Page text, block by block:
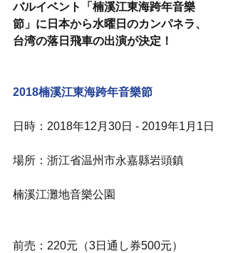
バルイベント「楠溪江東海跨年音樂
節」に日本から水曜日のカンパネラ、
台湾の落日飛車の出演が決定！
2018楠溪江東海跨年音樂節
日時：2018年12月30日 - 2019年1月1日
場所：浙江省温州市永嘉縣岩頭鎮
楠溪江灘地音樂公園
前売：220元（3日通し券500元）